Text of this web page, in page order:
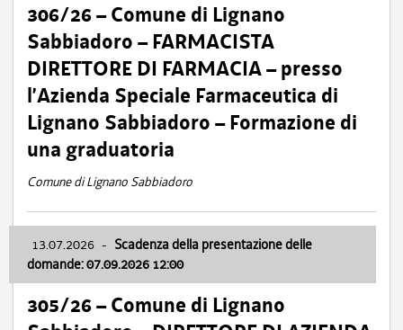
306/26 – Comune di Lignano
Sabbiadoro – FARMACISTA
DIRETTORE DI FARMACIA – presso
l’Azienda Speciale Farmaceutica di
Lignano Sabbiadoro – Formazione di
una graduatoria
Comune di Lignano Sabbiadoro
13.07.2026 - Scadenza della presentazione delle
domande: 07.09.2026 12:00
305/26 – Comune di Lignano